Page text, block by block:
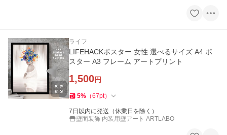
ライフ
LIFEHACKポスター 女性 選べるサイズ A4 ポ
スター A3 フレーム アートプリント
1,500円
5% （67pt）
7日以内に発送（休業日を除く）
壁面装飾 内装用壁アート ARTLABO